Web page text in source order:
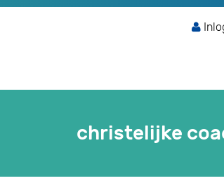
christelijke